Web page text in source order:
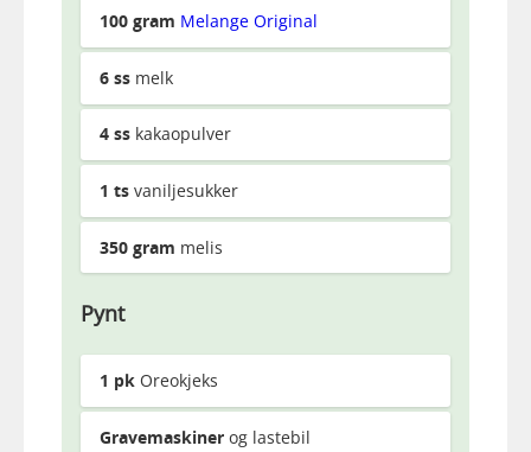
100 gram Melange Original
6 ss melk
4 ss kakaopulver
1 ts vaniljesukker
350 gram melis
Pynt
1 pk Oreokjeks
Gravemaskiner og lastebil